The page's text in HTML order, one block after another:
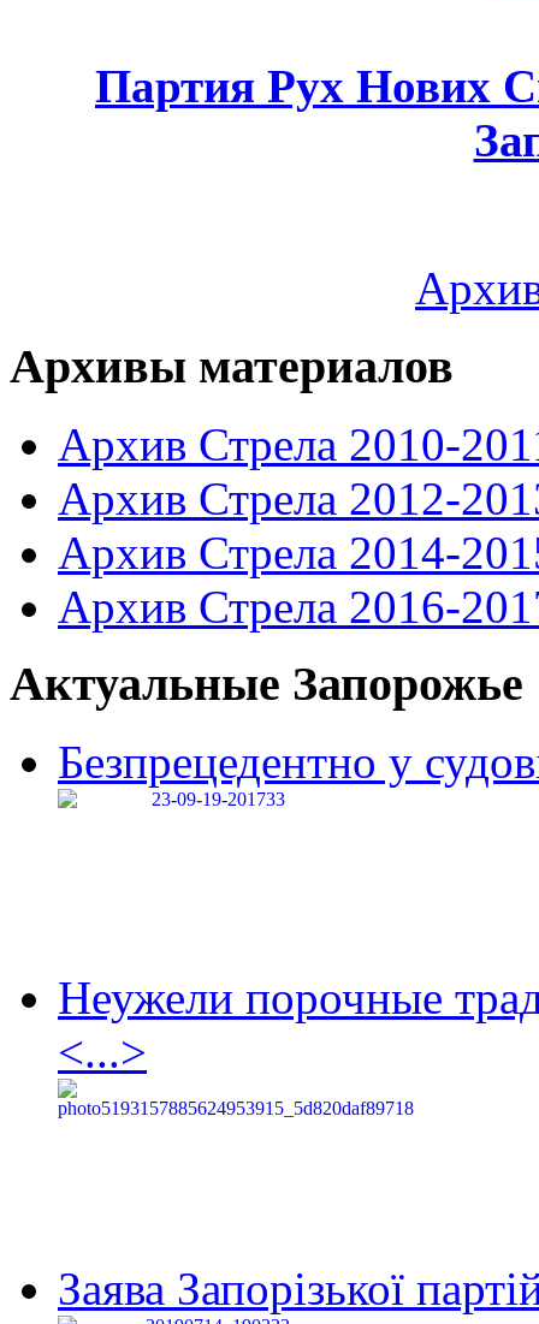
Партия Рух Нових
Архивы материалов
Архив Стрела 2010-
Архив Стрела 2012-
Архив Стрела 2014-
Архив Стрела 2016-
Актуальные Запорожье
Безпрецедентно у
Неужели порочные
<...>
Заява Запорізької